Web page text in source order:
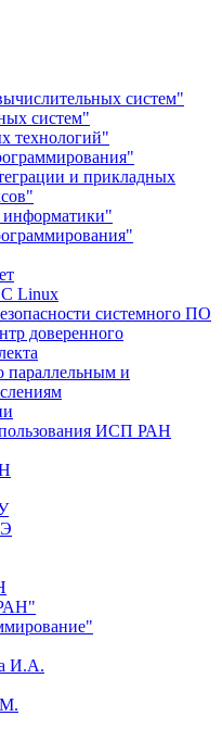
систем"
систем"
технологий"
и прикладных
информатики"
Linux
системного ПО
доверенного
параллельным и
ИСП РАН
И.А.